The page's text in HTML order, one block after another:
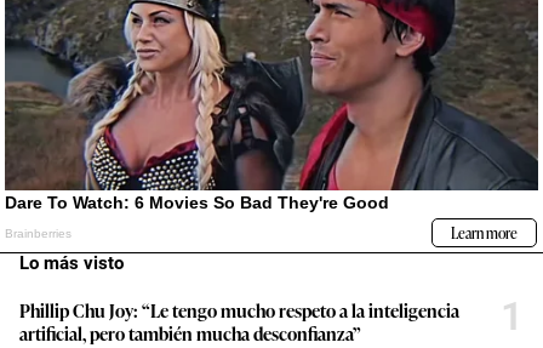
Lo más visto
Phillip Chu Joy: “Le tengo mucho respeto a la inteligencia
artificial, pero también mucha desconfianza”
1